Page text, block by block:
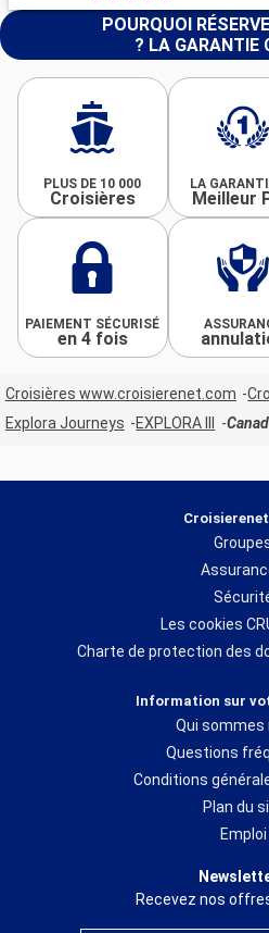
POURQUOI
? LA GARANTIE
PLUS DE 10 000
Croisières
LA
Meilleur
PAIEMENT SÉCURISÉ
en 4 fois
Croisières www.croisierenet.com
Explora Journeys
EXPLORA III
Les cookies
Charte de protection des
Information sur
Qui sommes
Questions
Conditions
Plan du
Emploi
Recevez nos